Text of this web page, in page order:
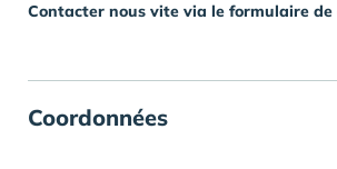
Contacter nous vite via le formulaire de
Coordonnées